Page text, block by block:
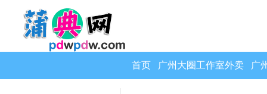
首页 广州大圈工作室外卖 广